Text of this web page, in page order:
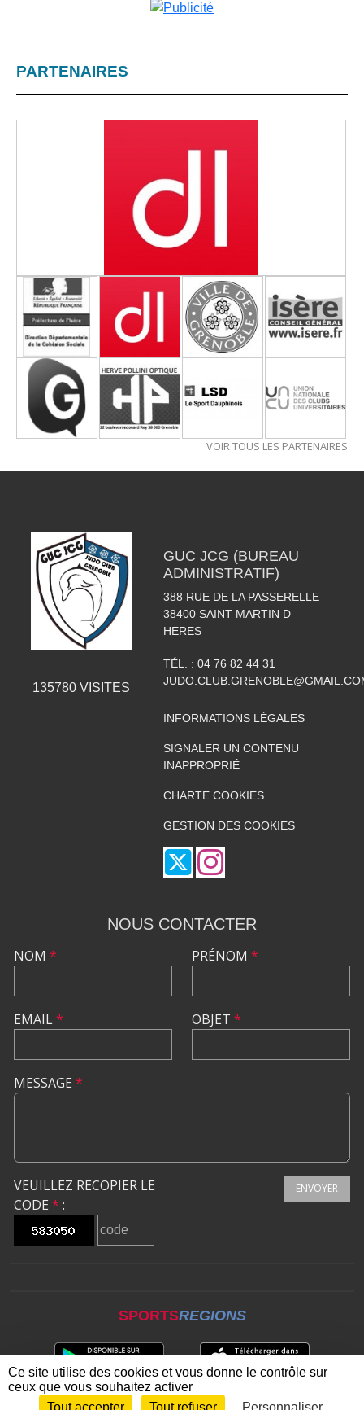
PARTENAIRES
VOIR TOUS LES PARTENAIRES
135780 VISITES
GUC JCG (BUREAU
ADMINISTRATIF)
388 RUE DE LA PASSERELLE
38400 SAINT MARTIN D
HERES
TÉL. : 04 76 82 44 31
INFORMATIONS LÉGALES
SIGNALER UN CONTENU
INAPPROPRIÉ
CHARTE COOKIES
GESTION DES COOKIES
NOUS CONTACTER
NOM *
EMAIL*
PRÉNOM *
OBJET *
MESSAGE *
VEUILLEZ RECOPIER LE
CODE * :
ENVOYER
SPORTSREGIONS
Ce site utilise des cookies et vous donne le contrôle sur
ceux que vous souhaitez activer
Tout accepter
Tout refuser Personnaliser